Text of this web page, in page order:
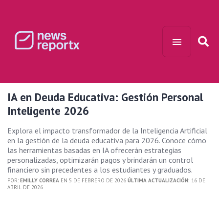
IA en Deuda Educativa: Gestión Personal
Inteligente 2026
Explora el impacto transformador de la Inteligencia Artificial
en la gestión de la deuda educativa para 2026. Conoce cómo
las herramientas basadas en IA ofrecerán estrategias
personalizadas, optimizarán pagos y brindarán un control
financiero sin precedentes a los estudiantes y graduados.
POR: EMILLY CORREA EN 5 DE FEBRERO DE 2026 ÚLTIMA ACTUALIZACIÓN: 16 DE
ABRIL DE 2026